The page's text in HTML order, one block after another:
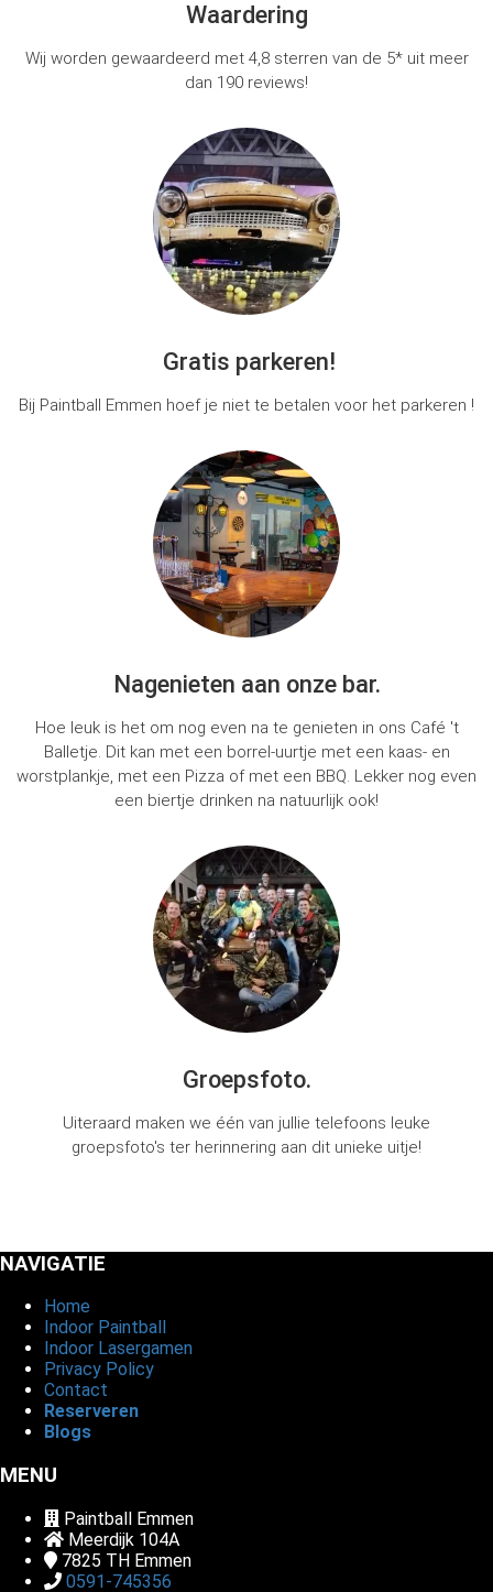
Waardering
Wij worden gewaardeerd met 4,8 sterren van de 5* uit meer
dan 190 reviews!
Gratis parkeren!
Bij Paintball Emmen hoef je niet te betalen voor het parkeren !
Nagenieten aan onze bar.
Hoe leuk is het om nog even na te genieten in ons Café 't
Balletje. Dit kan met een borrel-uurtje met een kaas- en
worstplankje, met een Pizza of met een BBQ. Lekker nog even
een biertje drinken na natuurlijk ook!
Groepsfoto.
Uiteraard maken we één van jullie telefoons leuke
groepsfoto's ter herinnering aan dit unieke uitje!
NAVIGATIE
Home
Indoor Paintball
Indoor Lasergamen
Privacy Policy
Contact
Reserveren
Blogs
MENU
Paintball Emmen
Meerdijk 104A
7825 TH Emmen
0591-745356